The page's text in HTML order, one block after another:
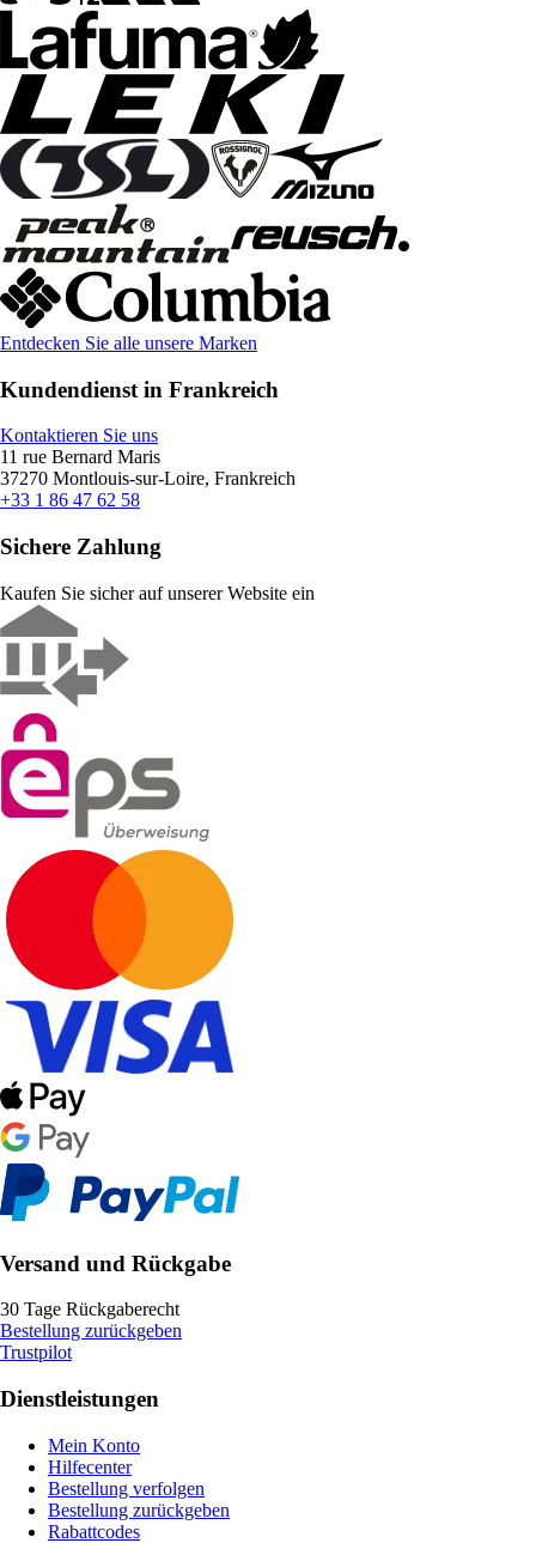
Entdecken Sie alle unsere Marken
Kundendienst in Frankreich
Kontaktieren Sie uns
11 rue Bernard Maris
37270 Montlouis-sur-Loire, Frankreich
+33 1 86 47 62 58
Sichere Zahlung
Kaufen Sie sicher auf unserer Website ein
Versand und Rückgabe
30 Tage Rückgaberecht
Bestellung zurückgeben
Trustpilot
Dienstleistungen
Mein Konto
Hilfecenter
Bestellung verfolgen
Bestellung zurückgeben
Rabattcodes